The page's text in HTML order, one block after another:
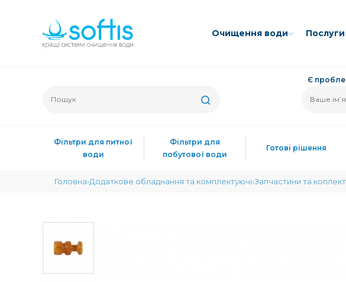
Очищення води Послуги
Є
Фільтри для питної
води
Фільтри для
побутової води
Готові рішення
Головна Додаткове обладнання та комплектуючі Запчастини та